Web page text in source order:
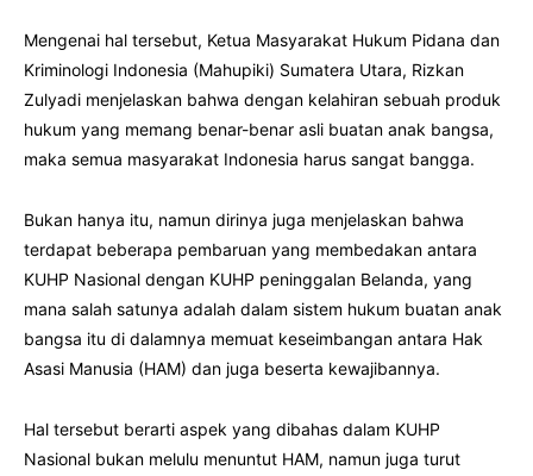
Mengenai hal tersebut, Ketua Masyarakat Hukum Pidana dan
Kriminologi Indonesia (Mahupiki) Sumatera Utara, Rizkan
Zulyadi menjelaskan bahwa dengan kelahiran sebuah produk
hukum yang memang benar-benar asli buatan anak bangsa,
maka semua masyarakat Indonesia harus sangat bangga.
Bukan hanya itu, namun dirinya juga menjelaskan bahwa
terdapat beberapa pembaruan yang membedakan antara
KUHP Nasional dengan KUHP peninggalan Belanda, yang
mana salah satunya adalah dalam sistem hukum buatan anak
bangsa itu di dalamnya memuat keseimbangan antara Hak
Asasi Manusia (HAM) dan juga beserta kewajibannya.
Hal tersebut berarti aspek yang dibahas dalam KUHP
Nasional bukan melulu menuntut HAM, namun juga turut